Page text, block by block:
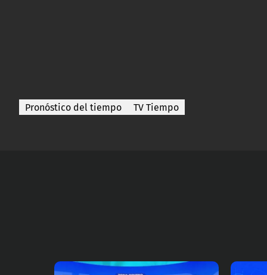
Pronóstico del tiempo TV Tiempo